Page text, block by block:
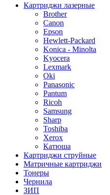
Картриджи лазерные
Brother
Canon
Epson
Hewlett-Packard
Konica - Minolta
Kyocera
Lexmark
Oki
Panasonic
Pantum
Ricoh
Samsung
Sharp
Toshiba
Xerox
Катюша
Картриджи струйные
Матричные картриджи
Тонеры
Чернила
ЗИП